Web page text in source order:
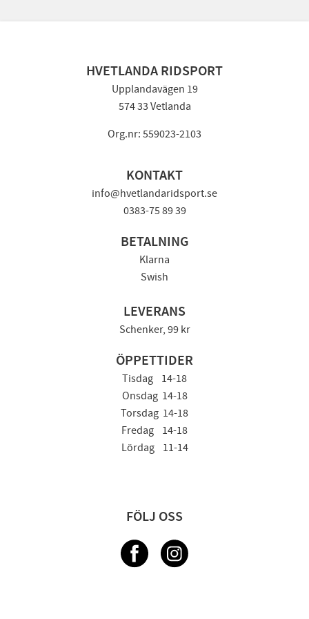
HVETLANDA RIDSPORT
Upplandavägen 19
574 33 Vetlanda
Org.nr: 559023-2103
KONTAKT
info@hvetlandaridsport.se
0383-75 89 39
BETALNING
Klarna
Swish
LEVERANS
Schenker, 99 kr
ÖPPETTIDER
Tisdag 14-18
Onsdag 14-18
Torsdag 14-18
Fredag 14-18
Lördag 11-14
FÖLJ OSS